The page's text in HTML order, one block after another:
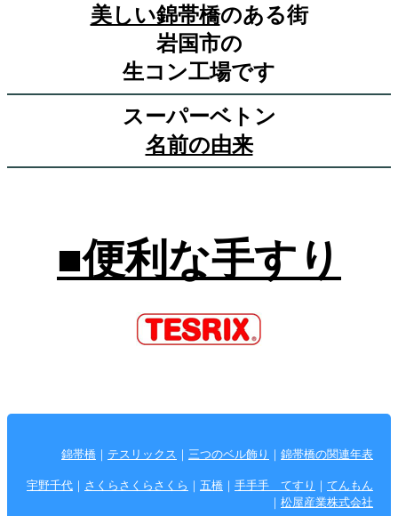
美しい錦帯橋のある街
岩国市の
生コン工場です
スーパーベトン
名前の由来
■便利な手すり
錦帯橋 ｜ テスリックス ｜ 三つのベル飾り ｜ 錦帯橋の関連年表
宇野千代 ｜ さくらさくらさくら ｜ 五橋 ｜ 手手手 てすり ｜ てんもん
｜ 松屋産業株式会社